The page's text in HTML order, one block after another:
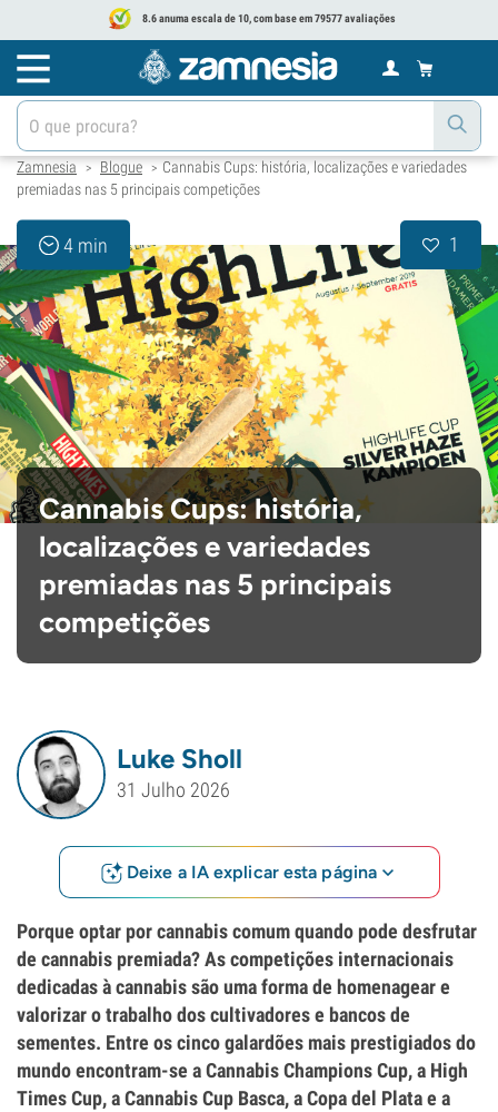
8.6 anuma escala de 10, com base em 79577 avaliações
Zamnesia > Blogue > Cannabis Cups: história, localizações e variedades
premiadas nas 5 principais competições
4 min 1
Cannabis Cups: história,
localizações e variedades
premiadas nas 5 principais
competições
Luke Sholl
31 Julho 2026
Deixe a IA explicar esta página
Porque optar por cannabis comum quando pode desfrutar
de cannabis premiada? As competições internacionais
dedicadas à cannabis são uma forma de homenagear e
valorizar o trabalho dos cultivadores e bancos de
sementes. Entre os cinco galardões mais prestigiados do
mundo encontram-se a Cannabis Champions Cup, a High
Times Cup, a Cannabis Cup Basca, a Copa del Plata e a